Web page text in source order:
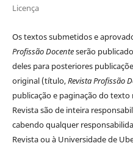
Licença
Os textos submetidos e
Profissão Docenteserão
deles para posteriores
original (título,Revista Profissão
publicação e paginação do
Revista são de inteira
cabendo qualquer
Revista ou à Universidade de